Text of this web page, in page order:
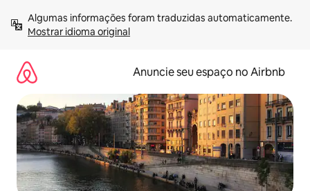
para
Mostrar idioma original
Anuncie seu espaço no Airbnb